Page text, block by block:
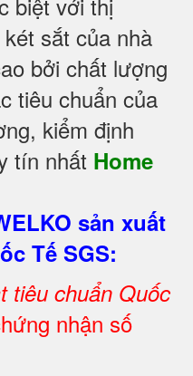
sắt của nhà
bởi chất lượng
tiêu chuẩn của
kiểm định
tín nhất Home
sản xuất
Tế SGS:
tiêu chuẩn Quốc
nhận số